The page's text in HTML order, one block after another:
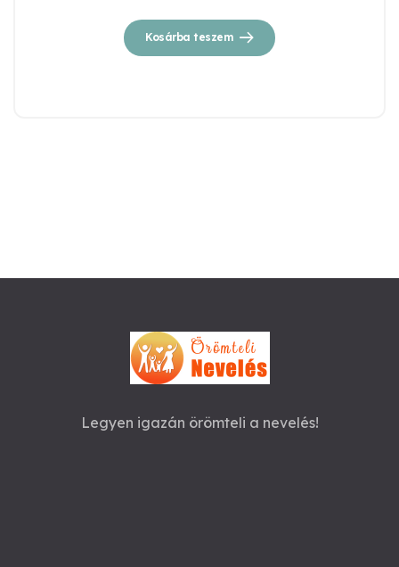
Kosárba teszem
Legyen igazán örömteli a nevelés!